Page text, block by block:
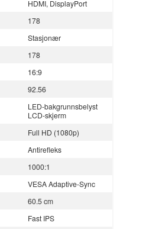
HDMI, DisplayPort
178
Stasjonær
178
16:9
92.56
LED-bakgrunnsbelyst
LCD-skjerm
Full HD (1080p)
Antirefleks
1000:1
VESA Adaptive-Sync
60.5 cm
Fast IPS